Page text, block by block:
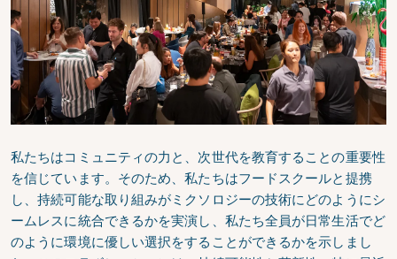
私たちはコミュニティの力と、次世代を教育することの重要性
を信じています。そのため、私たちはフードスクールと提携
し、持続可能な取り組みがミクソロジーの技術にどのようにシ
ームレスに統合できるかを実演し、私たち全員が日常生活でど
のように環境に優しい選択をすることができるかを示しまし